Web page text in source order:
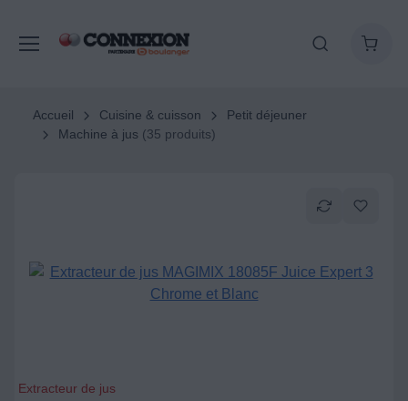
Accueil Cuisine & cuisson
Petit déjeuner
Machine à jus (35 produits)
Extracteur de jus